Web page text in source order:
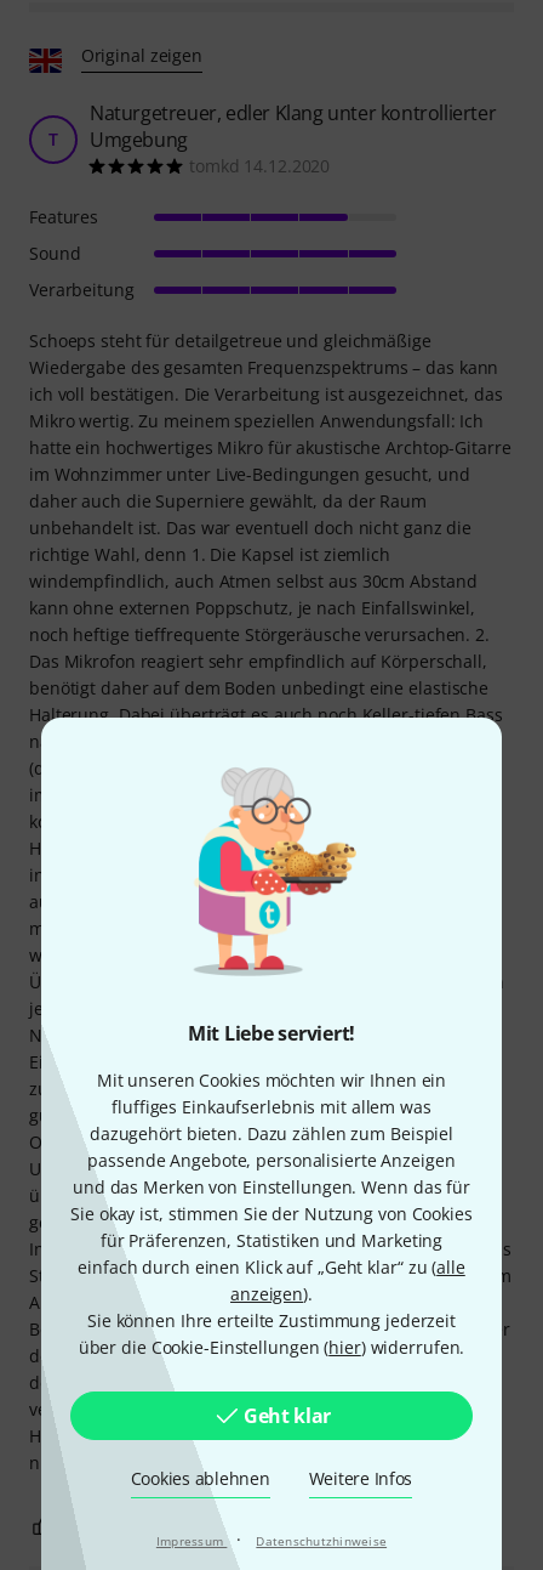
Mit Liebe serviert!
Mit unseren Cookies möchten wir Ihnen ein
fluffiges Einkaufserlebnis mit allem was
dazugehört bieten. Dazu zählen zum Beispiel
passende Angebote, personalisierte Anzeigen
und das Merken von Einstellungen. Wenn das für
Sie okay ist, stimmen Sie der Nutzung von Cookies
für Präferenzen, Statistiken und Marketing
einfach durch einen Klick auf „Geht klar“ zu (alle
anzeigen).
Sie können Ihre erteilte Zustimmung jederzeit
über die Cookie-Einstellungen (hier) widerrufen.
Geht klar
Cookies ablehnen Weitere Infos
Impressum · Datenschutzhinweise
Original zeigen
T
Naturgetreuer, edler Klang unter kontrollierter
Umgebung
tomkd 14.12.2020
Schoeps steht für detailgetreue und gleichmäßige
Wiedergabe des gesamten Frequenzspektrums – das kann
ich voll bestätigen. Die Verarbeitung ist ausgezeichnet, das
Mikro wertig. Zu meinem speziellen Anwendungsfall: Ich
hatte ein hochwertiges Mikro für akustische Archtop-Gitarre
im Wohnzimmer unter Live-Bedingungen gesucht, und
daher auch die Superniere gewählt, da der Raum
unbehandelt ist. Das war eventuell doch nicht ganz die
richtige Wahl, denn 1. Die Kapsel ist ziemlich
windempfindlich, auch Atmen selbst aus 30cm Abstand
kann ohne externen Poppschutz, je nach Einfallswinkel,
noch heftige tieffrequente Störgeräusche verursachen. 2.
Das Mikrofon reagiert sehr empfindlich auf Körperschall,
benötigt daher auf dem Boden unbedingt eine elastische
Halterung. Dabei überträgt es auch noch Keller-tiefen Bass
naturgetreu, und hat leider keinen internen Low-Cut-Filter
(daher ein Punkt weniger bei 'features') - aber den gibt es
immerhin in Form eines Zwischenringes als
kostenpflichtiges Zubehör... 3. Da kein schaltbarer
Hochpass für Proximity Compensation vorhanden ist, ist es
in heimischer Umgebung schwierig die Superniere
auszunutzen, um Sekundärschall stark zu minimieren: Es
müssen größere Abstände als bei einer Niere gewahrt
werden (> 40 cm) damit der Nahbesprechungseffekt nicht
Überhand nimmt (Für diesen Zweck bietet Schoeps, wie ich
jetzt erst entdeckt habe, aber Proximity-kompensierte
Nierenkapseln an). Diese drei Aspekte erschweren den
Einsatz der Mk41 Kapsel in meinem Anwendungsfall, mein
zum Vergleich herangezogenes U87ai war da etwas
gutmütiger. Klanglich präsentiert sich das MK41 für meine
Ohren sehr natürlich und detailliert, im Vergleich mit dem
U87ai (das zugegebenermassen ja nicht ganz linear
überträgt) aber etwas weniger präsent, etwas weicher
gezeichnet, trotz sehr weit reichender Höhenwiedergabe.
Insgesamt ist die Schoeps MK41 Kapsel vermutlich mehr als
Stützmikrofon auf der großen Klassik-Bühne mit deutlichem
Abstand, und mit entsprechender Zusatzausstattung als
Boom-Mic im Filmton, zu Hause. Da mir der Grundcharakter
der Colette Serie für Musik aber gefallen ist, habe ich es
demnächst noch einmal mit der Mk4 oder MK21 Kapsel
versucht, die man auch gleichzeitig für die
Hauptmikrofonierung von Darbietungen im Stereobetrieb
nutzen könnte.
Features
Sound
Verarbeitung
BEWERTUNG MELDEN